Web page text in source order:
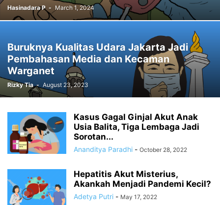
Hasinadara P - March 1, 2024
Buruknya Kualitas Udara Jakarta Jadi
Pembahasan Media dan Kecaman
Warganet
Rizky Tia - August 23, 2023
Kasus Gagal Ginjal Akut Anak
Usia Balita, Tiga Lembaga Jadi
Sorotan...
Ananditya Paradhi - October 28, 2022
Hepatitis Akut Misterius,
Akankah Menjadi Pandemi Kecil?
Adetya Putri - May 17, 2022